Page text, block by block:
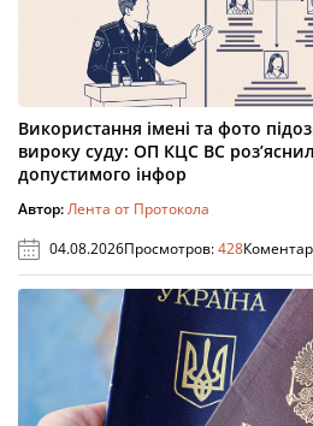
Використання імені та фото
вироку суду: ОП КЦС ВС
допустимого інфор
Автор:Лента от Протокола
04.08.2026Просмотров:428